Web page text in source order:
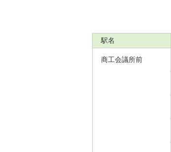
駅名
商工会議所前